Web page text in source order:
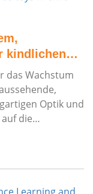
kindlichen
das Wachstum
Optik und
die